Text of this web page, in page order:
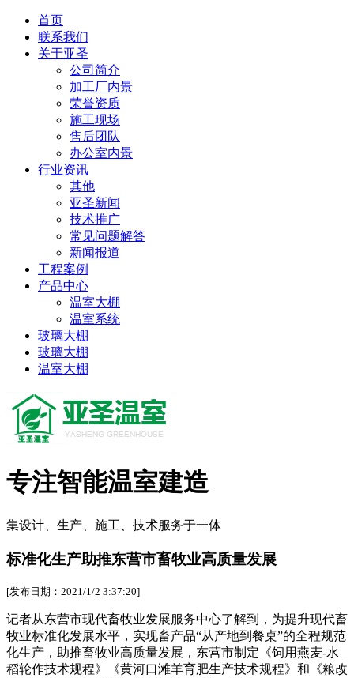
首页
联系我们
关于亚圣
公司简介
加工厂内景
荣誉资质
施工现场
售后团队
办公室内景
行业资讯
其他
亚圣新闻
技术推广
常见问题解答
新闻报道
工程案例
产品中心
温室大棚
温室系统
玻璃大棚
玻璃大棚
温室大棚
专注智能温室建造
集设计、生产、施工、技术服务于一体
标准化生产助推东营市畜牧业高质量发展
[发布日期：2021/1/2 3:37:20]
记者从东营市现代畜牧业发展服务中心了解到，为提升现代畜
牧业标准化发展水平，实现畜产品“从产地到餐桌”的全程规范
化生产，助推畜牧业高质量发展，东营市制定《饲用燕麦-水
稻轮作技术规程》《黄河口滩羊育肥生产技术规程》和《粮改